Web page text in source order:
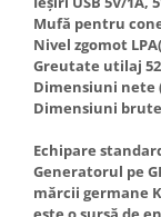
pornire
Suflante cu aer cald
Scari metalice
Scule cu
Scule pentru
Masini de spalat
Masini de spalat
Masini de spalat
independente
Masini de spalat
Masini de spalat
Mufă pentru
Nivel zgomot
Greutate utilaj
Dimensiuni nete
Dimensiuni brute
Echipare
Generatorul pe
mărcii germane